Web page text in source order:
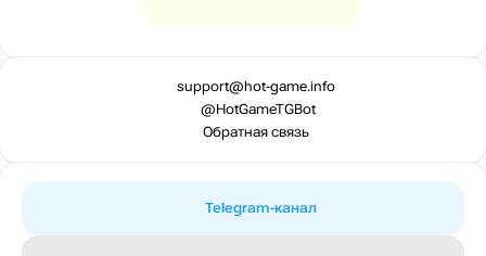
support@hot-game.info
@HotGameTGBot
Обратная связь
Telegram-канал